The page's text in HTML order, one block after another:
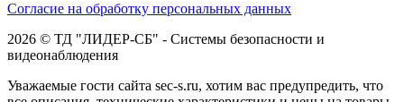
Согласие на обработку персональных данных
2026 © ТД "ЛИДЕР-СБ" - Системы безопасности и
видеонаблюдения
Уважаемые гости сайта sec-s.ru, хотим вас предупредить, что